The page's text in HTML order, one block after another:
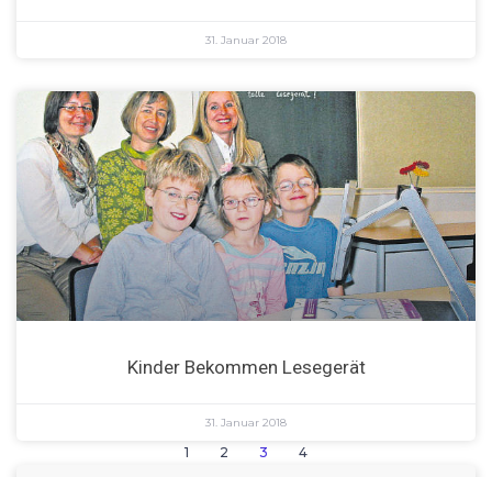
31. Januar 2018
Kinder Bekommen Lesegerät
31. Januar 2018
1 2 3 4